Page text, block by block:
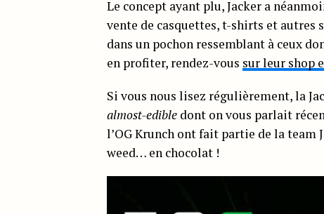
Le concept ayant plu, Jacker a
vente de casquettes, t-shirts et autres
dans un pochon ressemblant à ceux
en profiter, rendez-vous sur leur shop
Si vous nous lisez régulièrement, la
almost-edible dont on vous parlait
l’OG Krunch ont fait partie de la team
weed… en chocolat !